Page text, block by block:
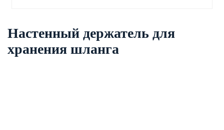
Настенный держатель для
хранения шланга